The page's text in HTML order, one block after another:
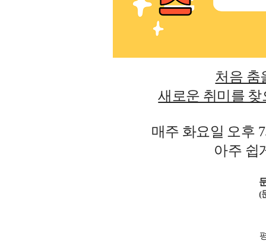
처음 춤
새로운 취미를
매주 화요일 오후
아주 쉽
(